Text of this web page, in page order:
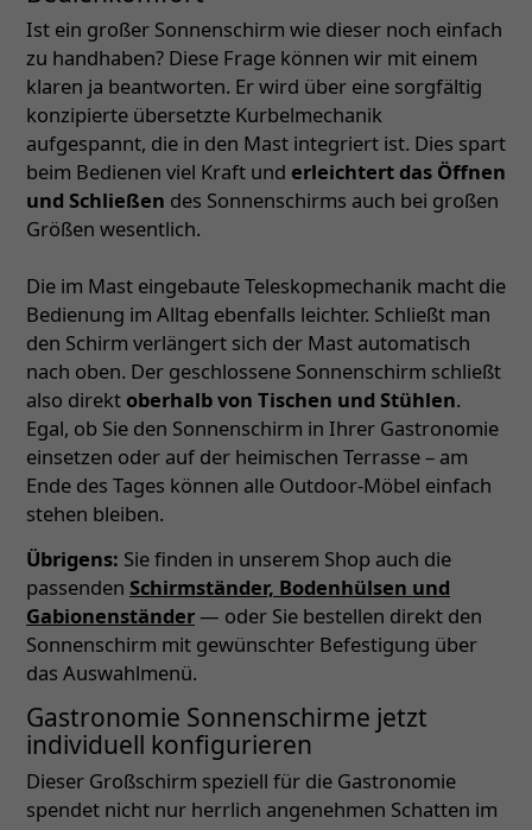
Ist ein großer Sonnenschirm wie dieser noch einfach
zu handhaben? Diese Frage können wir mit einem
klaren ja beantworten. Er wird über eine sorgfältig
konzipierte übersetzte Kurbelmechanik
aufgespannt, die in den Mast integriert ist. Dies spart
beim Bedienen viel Kraft und erleichtert das Öffnen
und Schließen des Sonnenschirms auch bei großen
Größen wesentlich.
Die im Mast eingebaute Teleskopmechanik macht die
Bedienung im Alltag ebenfalls leichter. Schließt man
den Schirm verlängert sich der Mast automatisch
nach oben. Der geschlossene Sonnenschirm schließt
also direktoberhalb von Tischen und Stühlen.
Egal, ob Sie den Sonnenschirm in Ihrer Gastronomie
einsetzen oder auf der heimischen Terrasse – am
Ende des Tages können alle Outdoor-Möbel einfach
stehen bleiben.
Übrigens: Sie finden in unserem Shop auch die
passenden Schirmständer, Bodenhülsen und
Gabionenständer— oder Sie bestellen direkt den
Sonnenschirm mit gewünschter Befestigung über
das Auswahlmenü.
Gastronomie Sonnenschirme jetzt
individuell konfigurieren
Dieser Großschirm speziell für die Gastronomie
spendet nicht nur herrlich angenehmen Schatten im